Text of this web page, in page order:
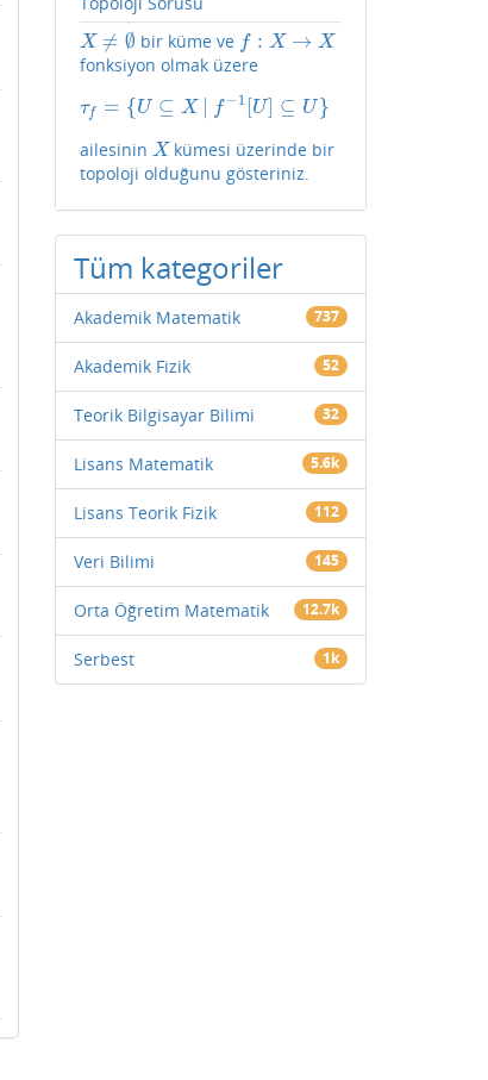
X ≠ ∅
X≠ ∅ bir küme ve f : X → X
f:X→X
fonksiyon olmak üzere
τf = {U ⊆ X f −1 [U] ⊆ U}
τf ={ U⊆ X | −1[U ]⊆ U}
ailesinin X
X kümesi üzerinde bir
topoloji olduğunu gösteriniz.
Tüm kategoriler
Akademik Matematik 737
Akademik Fizik 52
Teorik Bilgisayar Bilimi 32
Lisans Matematik 5.6k
Lisans Teorik Fizik 112
Veri Bilimi 145
Orta Öğretim Matematik 12.7k
Serbest 1k